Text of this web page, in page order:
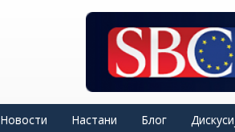
Новости Настани Блог